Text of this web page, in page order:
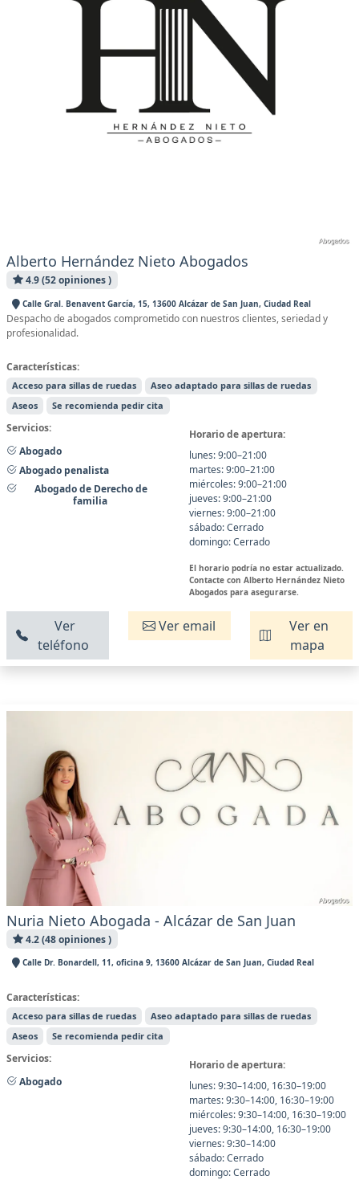
Alberto Hernández Nieto Abogados
4.9 (52 opiniones )
Calle Gral. Benavent García, 15, 13600 Alcázar de San Juan, Ciudad Real
Despacho de abogados comprometido con nuestros clientes, seriedad y
profesionalidad.
Características:
Acceso para sillas de ruedas
Aseo adaptado para sillas de ruedas
Aseos
Se recomienda pedir cita
Servicios:
Abogado
Abogado penalista
Abogado de Derecho de
familia
Horario de apertura:
lunes: 9:00–21:00
martes: 9:00–21:00
miércoles: 9:00–21:00
jueves: 9:00–21:00
viernes: 9:00–21:00
sábado: Cerrado
domingo: Cerrado
El horario podría no estar actualizado.
Contacte con Alberto Hernández Nieto
Abogados para asegurarse.
Ver
teléfono
Ver email
Ver en
mapa
Nuria Nieto Abogada - Alcázar de San Juan
4.2 (48 opiniones )
Calle Dr. Bonardell, 11, oficina 9, 13600 Alcázar de San Juan, Ciudad Real
Características:
Acceso para sillas de ruedas
Aseo adaptado para sillas de ruedas
Aseos
Se recomienda pedir cita
Servicios:
Abogado
Horario de apertura:
lunes: 9:30–14:00, 16:30–19:00
martes: 9:30–14:00, 16:30–19:00
miércoles: 9:30–14:00, 16:30–19:00
jueves: 9:30–14:00, 16:30–19:00
viernes: 9:30–14:00
sábado: Cerrado
domingo: Cerrado